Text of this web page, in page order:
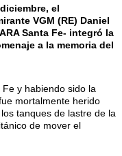
el
VGM (RE) Daniel
Santa Fe- integró la
a la memoria del
y habiendo sido la
mortalmente herido
tanques de lastre de la
de mover el